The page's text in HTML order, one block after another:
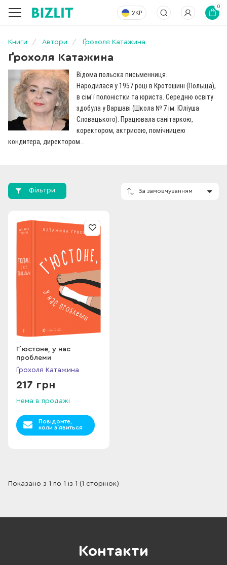
УКР
0
Книги Автори Ґрохоля Катажина
Ґрохоля Катажина
Відома польска письменниця.
Народилася у 1957 році в Кротошині (Польща),
в сім'ї полоністки та юриста. Середню освіту
здобула у Варшаві (Школа № 7 ім. Юліуша
Словацького). Працювала санітаркою,
коректором, актрисою, помічницею
кондитера, директором...
Фільтри
Г`юстоне, у нас
проблеми
Ґрохоля Катажина
217 грн
Нема в продажі
Повідомте,
коли з`явиться
Показано з 1 по 1 із 1 (1 сторінок)
Контакти